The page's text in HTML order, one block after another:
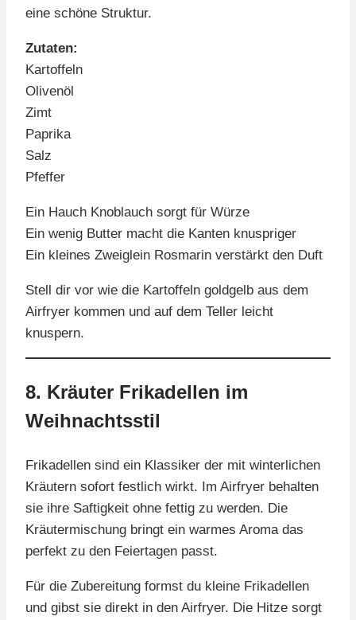
eine schöne Struktur.
Zutaten:
Kartoffeln
Olivenöl
Zimt
Paprika
Salz
Pfeffer
Ein Hauch Knoblauch sorgt für Würze
Ein wenig Butter macht die Kanten knuspriger
Ein kleines Zweiglein Rosmarin verstärkt den Duft
Stell dir vor wie die Kartoffeln goldgelb aus dem
Airfryer kommen und auf dem Teller leicht
knuspern.
8. Kräuter Frikadellen im
Weihnachtsstil
Frikadellen sind ein Klassiker der mit winterlichen
Kräutern sofort festlich wirkt. Im Airfryer behalten
sie ihre Saftigkeit ohne fettig zu werden. Die
Kräutermischung bringt ein warmes Aroma das
perfekt zu den Feiertagen passt.
Für die Zubereitung formst du kleine Frikadellen
und gibst sie direkt in den Airfryer. Die Hitze sorgt